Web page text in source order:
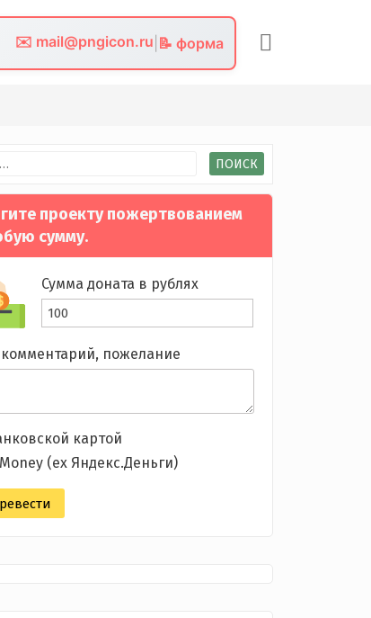
✉️ mail@pngicon.ru 📝 форма
проекту пожертвованием
сумму.
Сумма доната в рублях
пожелание
картой
(ex Яндекс.Деньги)